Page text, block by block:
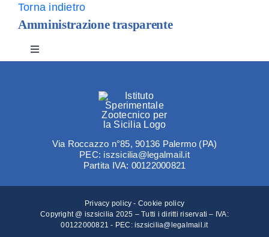
Torna indietro
Amministrazione trasparente
Toggle
Navigation
Organizzazione
Consulenti e collaboratori
Via Roccazzo n°85, 90136 Palermo (PA)
PEC: iszsicilia@legalmail.it
Partita IVA: 00122000821
Privacy policy - Cookie policy
Copyright @ iszsicilia 2025 – Tutti i diritti riservati – IVA:
00122000821 - PEC:iszsicilia@legalmail.it